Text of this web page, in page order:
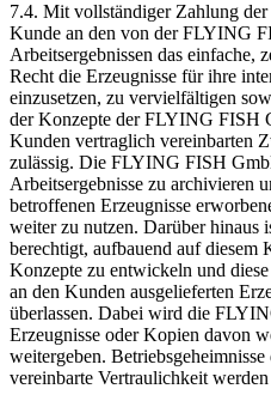
7.4. Mit vollständiger Zahlung
Kunde an den von der FLYING
Arbeitsergebnissen das einfache,
Recht die Erzeugnisse für ihre
einzusetzen, zu vervielfältigen
der Konzepte der FLYING FISH
Kunden vertraglich vereinbarten
zulässig. Die FLYING FISH
Arbeitsergebnisse zu archivieren
betroffenen Erzeugnisse
weiter zu nutzen. Darüber
berechtigt, aufbauend auf diesem
Konzepte zu entwickeln und
an den Kunden ausgelieferten
überlassen. Dabei wird die
Erzeugnisse oder Kopien davon
weitergeben.
vereinbarte Vertraulichkeit